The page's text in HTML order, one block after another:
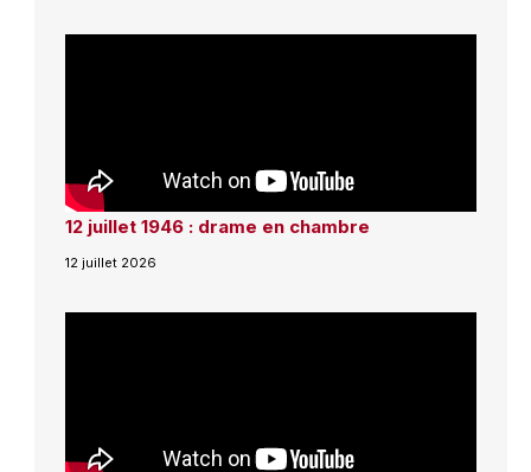
12 juillet 1946 : drame en chambre
12 juillet 2026